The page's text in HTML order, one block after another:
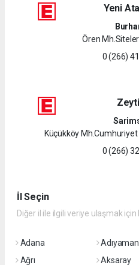
Yeni
Ören
0 (266)
Küçükköy
0 (266)
İl Seçin
Diğer il ile ilgili veriye ulaşmak
Adana Adıyaman
Ağrı
Aksaray